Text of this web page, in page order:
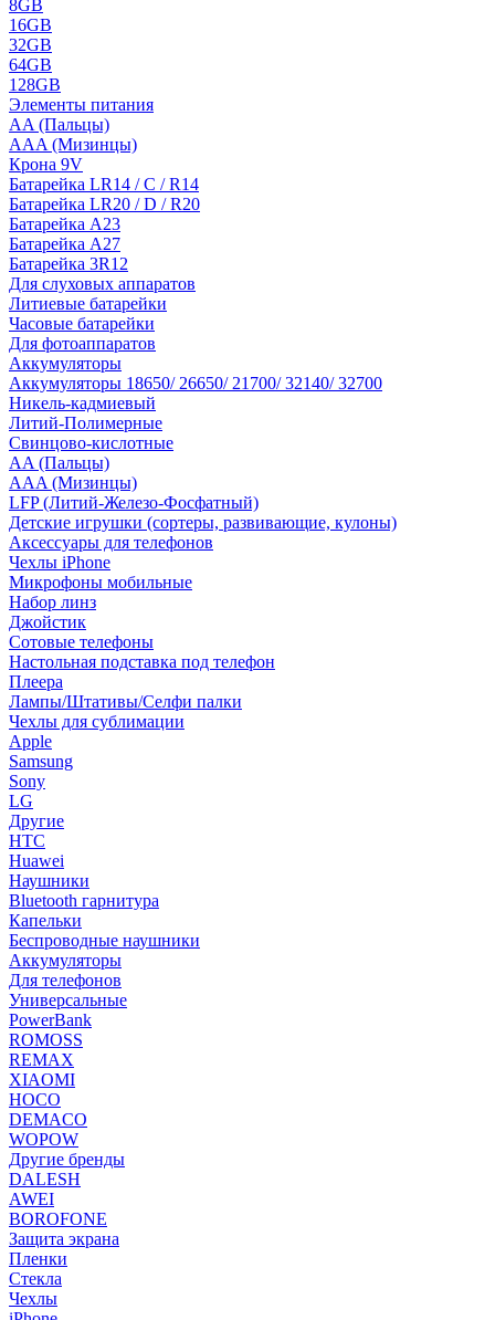
8GB
16GB
32GB
64GB
128GB
Элементы питания
AA (Пальцы)
AAA (Мизинцы)
Крона 9V
Батарейка LR14 / C / R14
Батарейка LR20 / D / R20
Батарейка A23
Батарейка A27
Батарейка 3R12
Для слуховых аппаратов
Литиевые батарейки
Часовые батарейки
Для фотоаппаратов
Аккумуляторы
Аккумуляторы 18650/ 26650/ 21700/ 32140/ 32700
Никель-кадмиевый
Литий-Полимерные
Свинцово-кислотные
AA (Пальцы)
AAA (Мизинцы)
LFP (Литий-Железо-Фосфатный)
Детские игрушки (сортеры, развивающие, кулоны)
Аксессуары для телефонов
Чехлы iPhone
Микрофоны мобильные
Набор линз
Джойстик
Сотовые телефоны
Настольная подставка под телефон
Плеера
Лампы/Штативы/Селфи палки
Чехлы для сублимации
Apple
Samsung
Sony
LG
Другие
HTC
Huawei
Наушники
Bluetooth гарнитура
Капельки
Беспроводные наушники
Аккумуляторы
Для телефонов
Универсальные
PowerBank
ROMOSS
REMAX
XIAOMI
HOCO
DEMACO
WOPOW
Другие бренды
DALESH
AWEI
BOROFONE
Защита экрана
Пленки
Стекла
Чехлы